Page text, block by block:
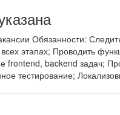
Обязанности:
этапах; Проводить
frontend, backend задач;
тестирование;